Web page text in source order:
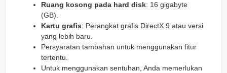
Ruang kosong pada hard disk: 16 gigabyte
(GB).
Kartu grafis: Perangkat grafis DirectX 9 atau versi
yang lebih baru.
Persyaratan tambahan untuk menggunakan fitur
tertentu.
Untuk menggunakan sentuhan, Anda memerlukan